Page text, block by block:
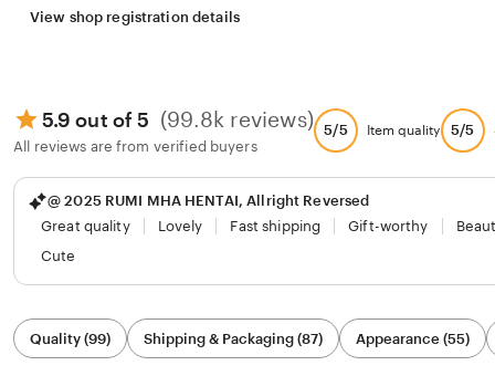
View shop registration details
5.9 out of 5 (99.8k reviews)
All reviews are from verified buyers
5/5 Item quality 5/5
@ 2025 RUMI MHA HENTAI, Allright Reversed
Great quality
Lovely Fast shipping Gift-worthy
Cute
Filter
by
category
Quality (99) Shipping & Packaging (87) Appearance (55)